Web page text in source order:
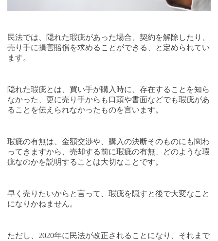
民法では、隠れた瑕疵があった場合、契約を解除したり、
売り手に損害賠償を求めることができる、と定められてい
ます。
隠れた瑕疵とは、買い手が購入時に、存在することを知ら
なかった、更に売り手からも口頭や書面などでも瑕疵があ
ることを伝えられなかったものを言います。
瑕疵の有無は、金額交渉や、購入の決断そのものにも関わ
ってきますから、売却する前に瑕疵の有無、どのような瑕
疵なのかを説明することは大切なことです。
早く売りたいからと言って、瑕疵を隠すと後で大変なこと
になりかねません。
ただし、 2020年に民法が改正されることになり、それまで